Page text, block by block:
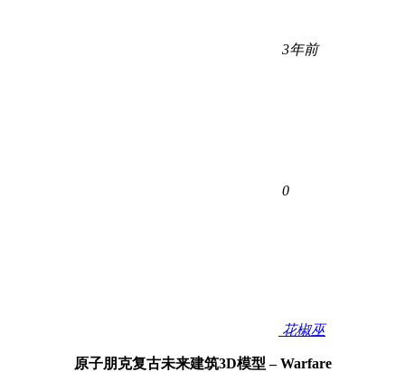
3年前
0
花椒巫
原子朋克复古未来建筑3D模型 – Warfare